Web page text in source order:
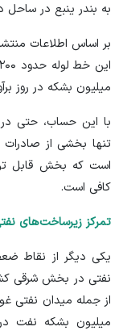
به بندر ینبع در
بر اساس اطلاعات
میلیون بشکه در روز
با این حساب، حتی
تنها بخشی از
است که بخش قابل
کافی است.
تمرکز زیرساخت‌های
یکی دیگر از نقاط
نفتی در بخش شرقی
از جمله میدان نفتی
میلیون بشکه نفت